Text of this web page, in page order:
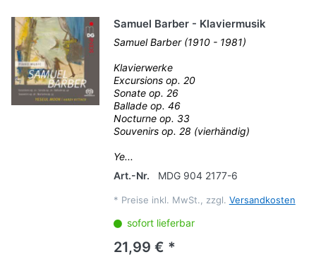
Samuel Barber - Klaviermusik
Samuel Barber (1910 - 1981)
Klavierwerke
Excursions op. 20
Sonate op. 26
Ballade op. 46
Nocturne op. 33
Souvenirs op. 28 (vierhändig)
Ye...
Art.-Nr.
MDG 904 2177-6
* Preise inkl. MwSt., zzgl. Versandkosten
sofort lieferbar
21,99 € *